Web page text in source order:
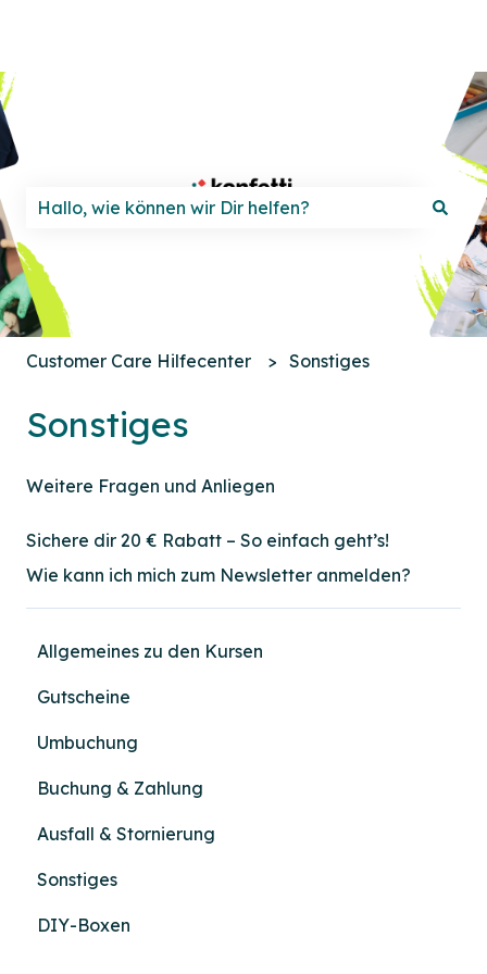
Es gibt keine Vorschläge, da das Suchfeld leer ist.
Customer Care Hilfecenter Sonstiges
Sonstiges
Weitere Fragen und Anliegen
Sichere dir 20 € Rabatt – So einfach geht’s!
Wie kann ich mich zum Newsletter anmelden?
Allgemeines zu den Kursen
Gutscheine
Umbuchung
Buchung & Zahlung
Ausfall & Stornierung
Sonstiges
DIY-Boxen